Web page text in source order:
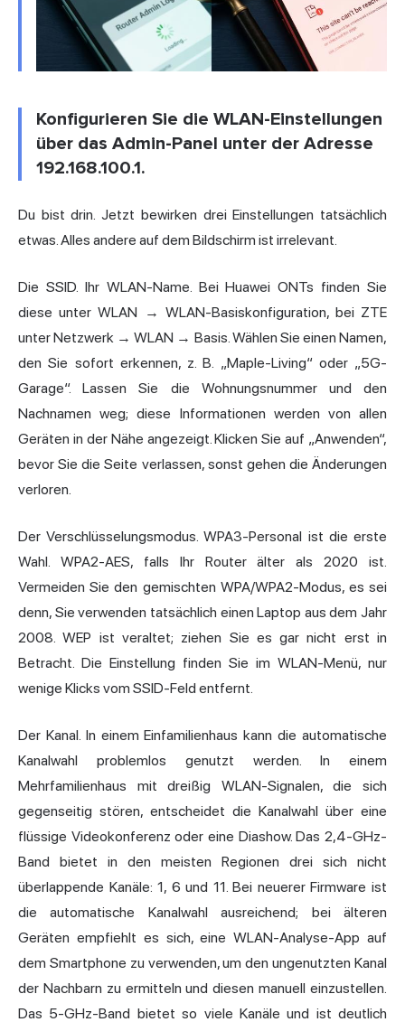
Konfigurieren Sie die WLAN-Einstellungen
über das Admin-Panel unter der Adresse
192.168.100.1.
Du bist drin. Jetzt bewirken drei Einstellungen tatsächlich
etwas. Alles andere auf dem Bildschirm ist irrelevant.
Die SSID. Ihr WLAN-Name. Bei Huawei ONTs finden Sie
diese unter WLAN → WLAN-Basiskonfiguration, bei ZTE
unter Netzwerk → WLAN → Basis. Wählen Sie einen Namen,
den Sie sofort erkennen, z. B. „Maple-Living“ oder „5G-
Garage“. Lassen Sie die Wohnungsnummer und den
Nachnamen weg; diese Informationen werden von allen
Geräten in der Nähe angezeigt. Klicken Sie auf „Anwenden“,
bevor Sie die Seite verlassen, sonst gehen die Änderungen
verloren.
Der Verschlüsselungsmodus. WPA3-Personal ist die erste
Wahl. WPA2-AES, falls Ihr Router älter als 2020 ist.
Vermeiden Sie den gemischten WPA/WPA2-Modus, es sei
denn, Sie verwenden tatsächlich einen Laptop aus dem Jahr
2008. WEP ist veraltet; ziehen Sie es gar nicht erst in
Betracht. Die Einstellung finden Sie im WLAN-Menü, nur
wenige Klicks vom SSID-Feld entfernt.
Der Kanal. In einem Einfamilienhaus kann die automatische
Kanalwahl problemlos genutzt werden. In einem
Mehrfamilienhaus mit dreißig WLAN-Signalen, die sich
gegenseitig stören, entscheidet die Kanalwahl über eine
flüssige Videokonferenz oder eine Diashow. Das 2,4-GHz-
Band bietet in den meisten Regionen drei sich nicht
überlappende Kanäle: 1, 6 und 11. Bei neuerer Firmware ist
die automatische Kanalwahl ausreichend; bei älteren
Geräten empfiehlt es sich, eine WLAN-Analyse-App auf
dem Smartphone zu verwenden, um den ungenutzten Kanal
der Nachbarn zu ermitteln und diesen manuell einzustellen.
Das 5-GHz-Band bietet so viele Kanäle und ist deutlich